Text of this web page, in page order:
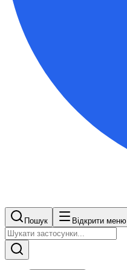
Пошук Відкрити меню